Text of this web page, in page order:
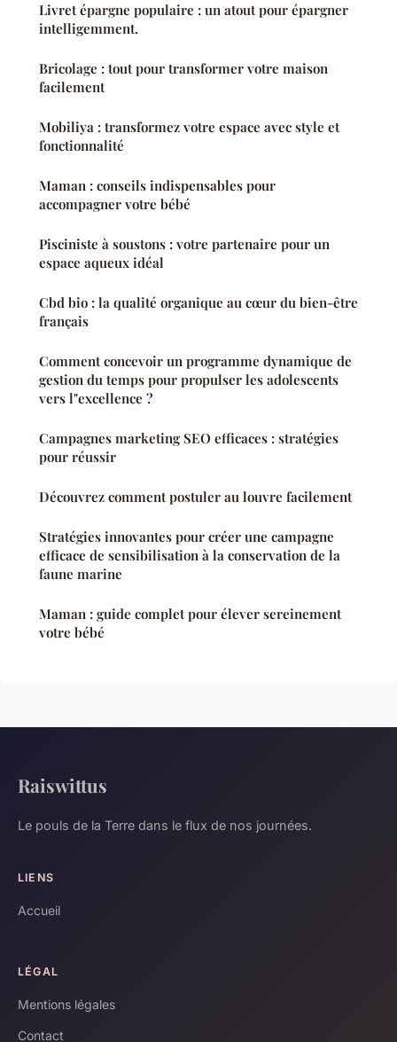
Livret épargne populaire : un atout pour épargner
intelligemment.
Bricolage : tout pour transformer votre maison
facilement
Mobiliya : transformez votre espace avec style et
fonctionnalité
Maman : conseils indispensables pour
accompagner votre bébé
Pisciniste à soustons : votre partenaire pour un
espace aqueux idéal
Cbd bio : la qualité organique au cœur du bien-être
français
Comment concevoir un programme dynamique de
gestion du temps pour propulser les adolescents
vers l"excellence ?
Campagnes marketing SEO efficaces : stratégies
pour réussir
Découvrez comment postuler au louvre facilement
Stratégies innovantes pour créer une campagne
efficace de sensibilisation à la conservation de la
faune marine
Maman : guide complet pour élever sereinement
votre bébé
Raiswittus
Le pouls de la Terre dans le flux de nos journées.
LIENS
Accueil
LÉGAL
Mentions légales
Contact